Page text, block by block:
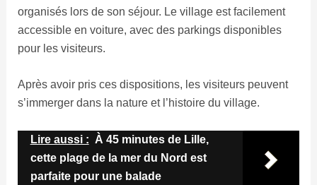
organisés lors de son séjour. Le village est facilement
accessible en voiture, avec des parkings disponibles
pour les visiteurs.
Après avoir pris ces dispositions, les visiteurs peuvent
s’immerger dans la nature et l’histoire du village.
Lire aussi : À 45 minutes de Lille,
cette plage de la mer du Nord est
parfaite pour une balade